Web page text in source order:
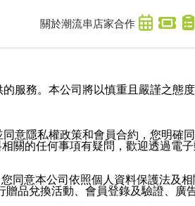
關於潮流串 店家合作
服務。本公司將以慎重且嚴謹之態
意隱私權政策和會員合約，您明確
關的任何事項有疑問，歡迎透過電子
同意本公司依照個人資料保護法及相
品兌換活動、會員登錄及驗證、廣